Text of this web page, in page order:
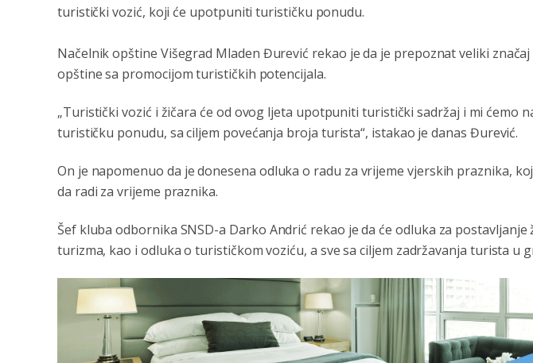
turistički vozić, koji će upotpuniti turističku ponudu.
Načelnik opštine Višegrad Mladen Đurević rekao je da je prepoznat veliki
opštine sa promocijom turističkih potencijala.
„Turistički vozić i žičara će od ovog ljeta upotpuniti turistički sadržaj i mi ćemo
turističku ponudu, sa ciljem povećanja broja turista“, istakao je danas Đurević.
On je napomenuo da je donesena odluka o radu za vrijeme vjerskih praznika,
da radi za vrijeme praznika.
Šef kluba odbornika SNSD-a Darko Andrić rekao je da će odluka za
turizma, kao i odluka o turističkom voziću, a sve sa ciljem zadržavanja turista u